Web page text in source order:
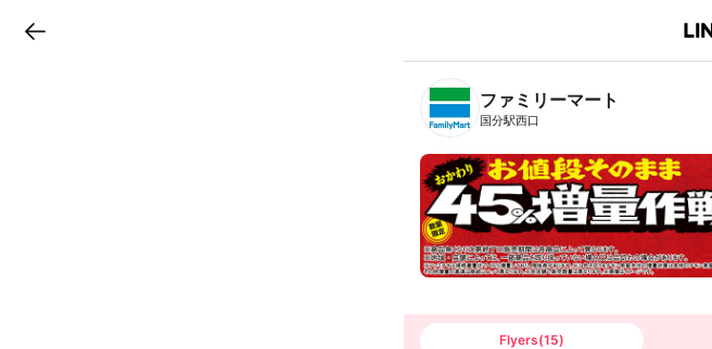
B
n
T
ファミリーマート
国分駅西口
Flyers(15)